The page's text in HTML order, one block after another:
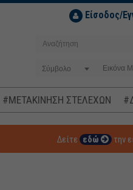
Είσοδος/
Σύμβολο
#ΜΕΤΑΚΙΝΗΣΗ ΣΤΕΛΕΧΩΝ
Δείτε εδώ την